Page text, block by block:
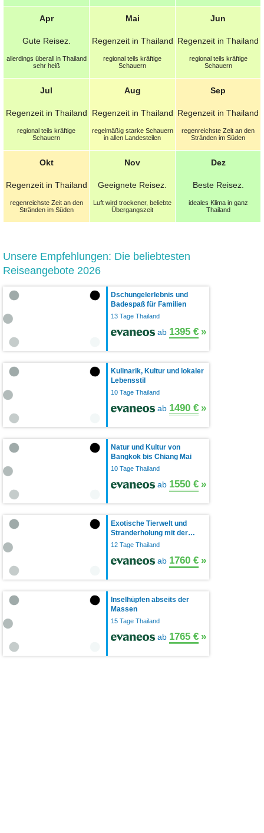
Apr
Gute Reisez.
allerdings überall in Thailand
sehr heiß
Mai
Regenzeit in Thailand
regional teils kräftige
Schauern
Jun
Regenzeit in Thailand
regional teils kräftige
Schauern
Jul
Regenzeit in Thailand
regional teils kräftige
Schauern
Aug
Regenzeit in Thailand
regelmäßig starke Schauern
in allen Landesteilen
Sep
Regenzeit in Thailand
regenreichste Zeit an den
Stränden im Süden
Okt
Regenzeit in Thailand
regenreichste Zeit an den
Stränden im Süden
Nov
Geeignete Reisez.
Luft wird trockener, beliebte
Übergangszeit
Dez
Beste Reisez.
ideales Klima in ganz
Thailand
Unsere Empfehlungen: Die beliebtesten
Reiseangebote 2026
Dschungelerlebnis und
Badespaß für Familien
13 Tage Thailand
ab 1395 € »
Kulinarik, Kultur und lokaler
Lebensstil
10 Tage Thailand
ab 1490 € »
Natur und Kultur von
Bangkok bis Chiang Mai
10 Tage Thailand
ab 1550 € »
Exotische Tierwelt und
Stranderholung mit der…
12 Tage Thailand
ab 1760 € »
Inselhüpfen abseits der
Massen
15 Tage Thailand
ab 1765 € »